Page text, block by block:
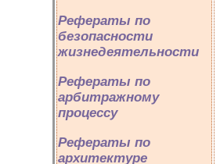
Рефераты по
безопасности
жизнедеятельности
Рефераты по
арбитражному
процессу
Рефераты по
архитектуре